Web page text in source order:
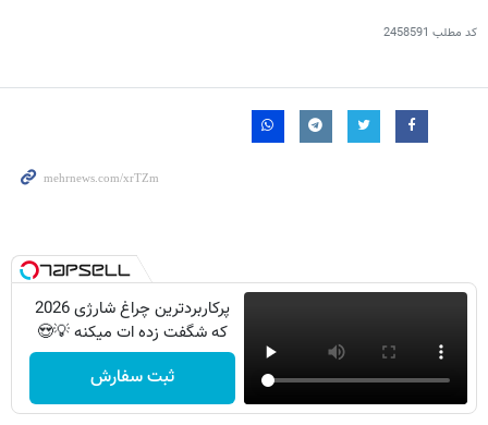
کد مطلب 2458591
پرکاربردترین چراغ شارژی 2026
که شگفت زده ات میکنه 💡😍
ثبت سفارش